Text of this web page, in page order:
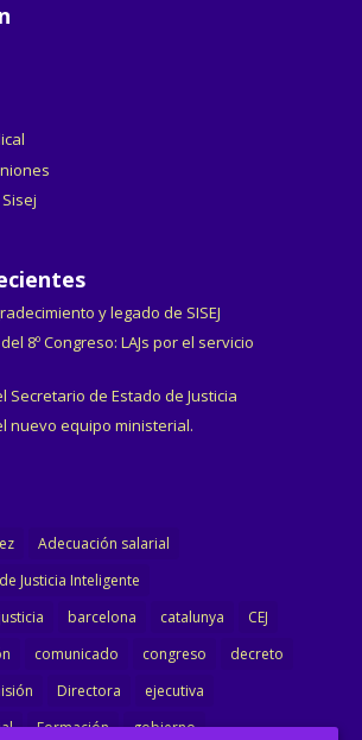
y legado de SISEJ
8º Congreso: LAJs por el servicio
Secretario de Estado de Justicia
nuevo equipo ministerial.
Adecuación salarial
Justicia Inteligente
barcelona catalunya
CEJ
comunicado congreso
decreto
Directora
ejecutiva
Formación
gobierno